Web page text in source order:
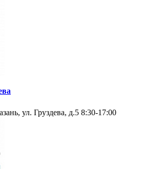
ул. Груздева, д.5 8:30-17:00